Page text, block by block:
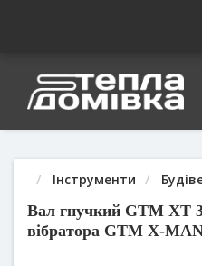
Інструменти
Вал гнучкий GTM XT
вібратора GTM X-